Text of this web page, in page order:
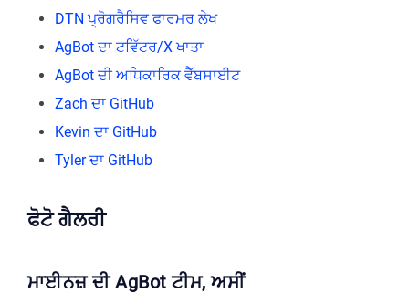
DTN ਪ੍ਰੋਗਰੈਸਿਵ ਫਾਰਮਰ ਲੇਖ
AgBot ਦਾ ਟਵਿੱਟਰ/X ਖਾਤਾ
AgBot ਦੀ ਅਧਿਕਾਰਿਕ ਵੈੱਬਸਾਈਟ
Zach ਦਾ GitHub
Kevin ਦਾ GitHub
Tyler ਦਾ GitHub
ਫੋਟੋ ਗੈਲਰੀ
ਮਾਈਨਜ਼ ਦੀ AgBot ਟੀਮ, ਅਸੀਂ